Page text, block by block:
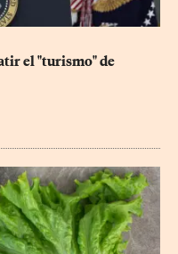
el "turismo" de